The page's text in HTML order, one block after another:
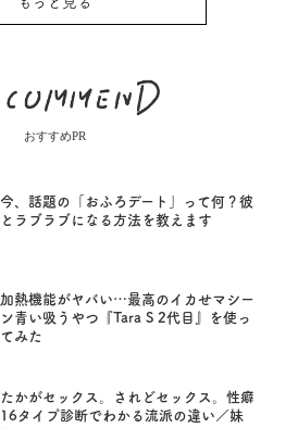
おすすめPR
今、話題の「おふろデート」って何？彼
とラブラブになる方法を教えます
加熱機能がヤバい…最高のイカせマシー
ン青い吸うやつ『Tara S 2代目』を使っ
てみた
たかがセックス。されどセックス。性癖
16タイプ診断でわかる流派の違い／妹